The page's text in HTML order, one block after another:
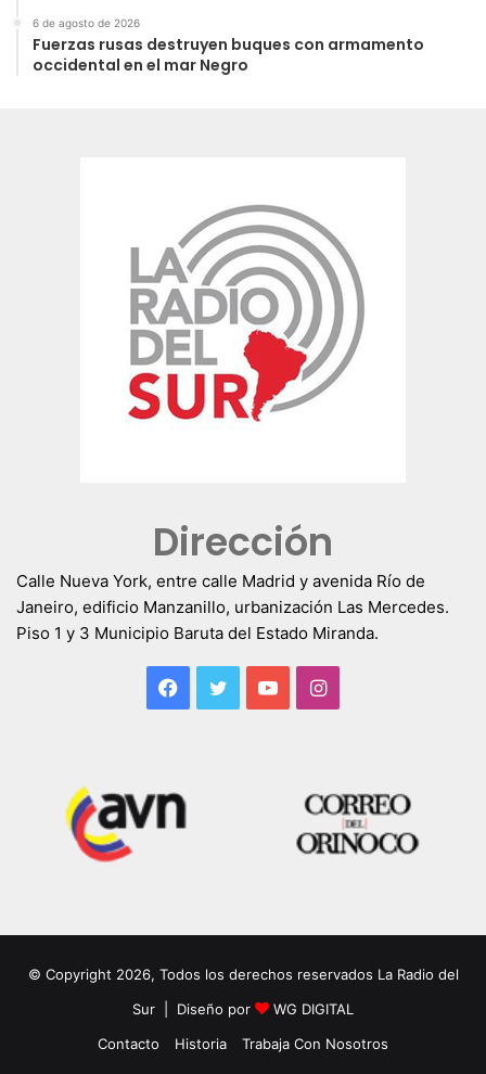
6 de agosto de 2026
Fuerzas rusas destruyen buques con armamento
occidental en el mar Negro
Dirección
Calle Nueva York, entre calle Madrid y avenida Río de
Janeiro, edificio Manzanillo, urbanización Las Mercedes.
Piso 1 y 3 Municipio Baruta del Estado Miranda.
Facebook
TwitterYouTubeInstagram
© Copyright 2026, Todos los derechos reservados La Radio del
Sur | Diseño por
WG DIGITAL
Contacto
Historia Trabaja Con Nosotros